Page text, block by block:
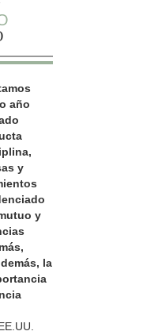
año
y
y
la